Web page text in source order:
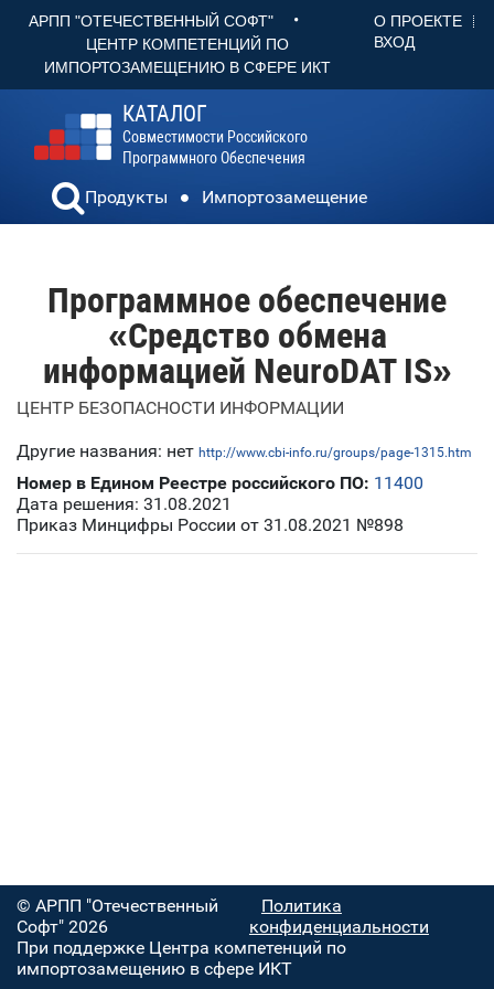
АРПП "ОТЕЧЕСТВЕННЫЙ СОФТ" •
ЦЕНТР КОМПЕТЕНЦИЙ ПО
ИМПОРТОЗАМЕЩЕНИЮ В СФЕРЕ ИКТ
О ПРОЕКТЕ
ВХОД
КАТАЛОГ
Совместимости Российского
Программного Обеспечения
Продукты Импортозамещение
Программное обеспечение
«Средство обмена
информацией NeuroDAT IS»
ЦЕНТР БЕЗОПАСНОСТИ ИНФОРМАЦИИ
Другие названия: нет http://www.cbi-info.ru/groups/page-1315.htm
Номер в Едином Реестре российского ПО: 11400
Дата решения: 31.08.2021
Приказ Минцифры России от 31.08.2021 №898
© АРПП "Отечественный
Софт" 2026
Политика
конфиденциальности
При поддержке Центра компетенций по
импортозамещению в сфере ИКТ